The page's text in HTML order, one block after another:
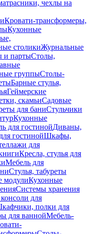
чехлы на
Кровати-трансформеры,
Кухонные
столикиЖурнальные
и партыСтолы,
группыСтолы-
Барные стулья,
Геймерские
скамьиСадовые
для баниСтульчики
Кухонные
для гостинойДиваны,
гостинойШкафы,
для
Кресла, стулья для
Мебель для
Стулья, табуреты
модулиКухонные
Системы хранения
для
полки для
для ваннойМебель-